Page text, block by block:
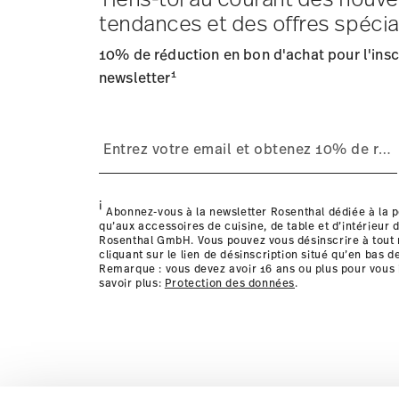
Délai de livraison: 5-7 jours ouvrables pour les articles
: Nous livrons
Suivi: Vous recevrez un code de suivi par e-mail dès
Retours: Pour les retours, veuillez utiliser notre
les détails pour chaque pays de livraison ici
tendances et des offres
10% de réduction en bon d'achat pour
newsletter1
i Abonnez-vous à la newsletter Rosenthal dédiée à la
qu’aux accessoires de cuisine, de table et d’intérieur
Rosenthal GmbH. Vous pouvez vous désinscrire à tout
cliquant sur le lien de désinscription situé qu’en bas
Remarque : vous devez avoir 16 ans ou plus pour
savoir plus: Protection des données.